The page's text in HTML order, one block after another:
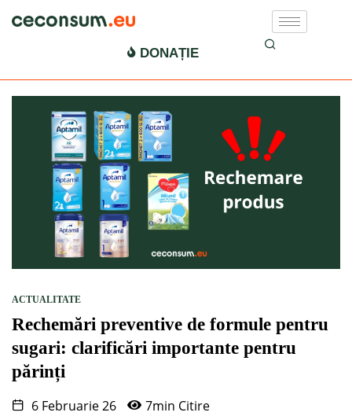
lapte praf contaminat
DONAȚIE
ACTUALITATE
Rechemări preventive de formule pentru
sugari: clarificări importante pentru
părinți
6 Februarie 26
7min Citire